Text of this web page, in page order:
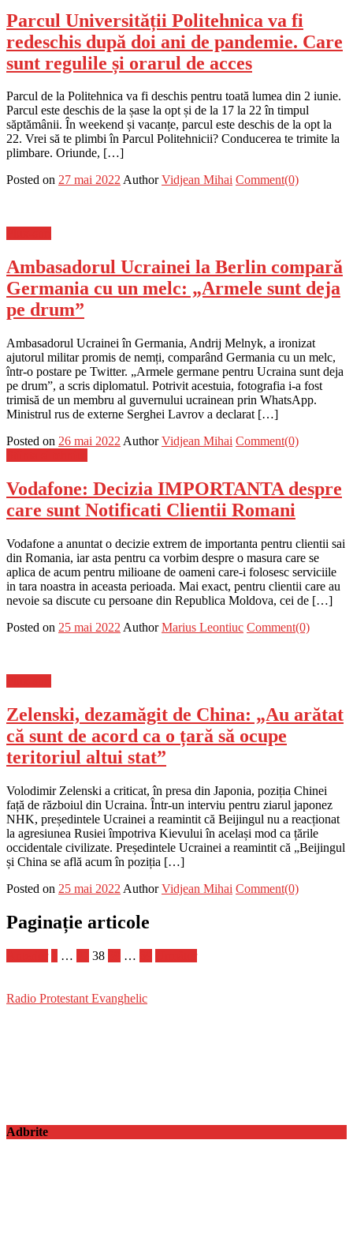
Parcul Universității Politehnica va fi
redeschis după doi ani de pandemie. Care
sunt regulile și orarul de acces
Parcul de la Politehnica va fi deschis pentru toată lumea din 2 iunie.
Parcul este deschis de la șase la opt și de la 17 la 22 în timpul
săptămânii. În weekend și vacanțe, parcul este deschis de la opt la
22. Vrei să te plimbi în Parcul Politehnicii? Conducerea te trimite la
plimbare. Oriunde, […]
Posted on 27 mai 2022Author Vidjean Mihai Comment(0)
Ambasadorul Ucrainei la Berlin compară
Germania cu un melc: „Armele sunt deja
pe drum”
Ambasadorul Ucrainei în Germania, Andrij Melnyk, a ironizat
ajutorul militar promis de nemți, comparând Germania cu un melc,
într-o postare pe Twitter. „Armele germane pentru Ucraina sunt deja
pe drum”, a scris diplomatul. Potrivit acestuia, fotografia i-a fost
trimisă de un membru al guvernului ucrainean prin WhatsApp.
Ministrul rus de externe Serghei Lavrov a declarat […]
Posted on 26 mai 2022 Author Vidjean Mihai Comment(0)
Vodafone: Decizia IMPORTANTA despre
care sunt Notificati Clientii Romani
Vodafone a anuntat o decizie extrem de importanta pentru clientii sai
din Romania, iar asta pentru ca vorbim despre o masura care se
aplica de acum pentru milioane de oameni care-i folosesc serviciile
in tara noastra in aceasta perioada. Mai exact, pentru clientii care au
nevoie sa discute cu persoane din Republica Moldova, cei de […]
Posted on 25 mai 2022 Author Marius Leontiuc Comment(0)
Zelenski, dezamăgit de China: „Au arătat
că sunt de acord ca o țară să ocupe
teritoriul altui stat”
Volodimir Zelenski a criticat, în presa din Japonia, poziția Chinei
față de războiul din Ucraina. Într-un interviu pentru ziarul japonez
NHK, președintele Ucrainei a reamintit că Beijingul nu a reacționat
la agresiunea Rusiei împotriva Kievului în același mod ca țările
occidentale civilizate. Președintele Ucrainei a reamintit că „Beijingul
și China se află acum în poziția […]
Posted on 25 mai 2022 Author Vidjean Mihai Comment(0)
Paginație articole
… 38 …
Radio Protestant Evanghelic
Adbrite